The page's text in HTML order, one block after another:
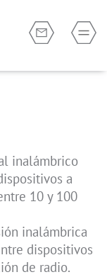
inalámbrico
a
10 y 100
inalámbrica
dispositivos
de radio.